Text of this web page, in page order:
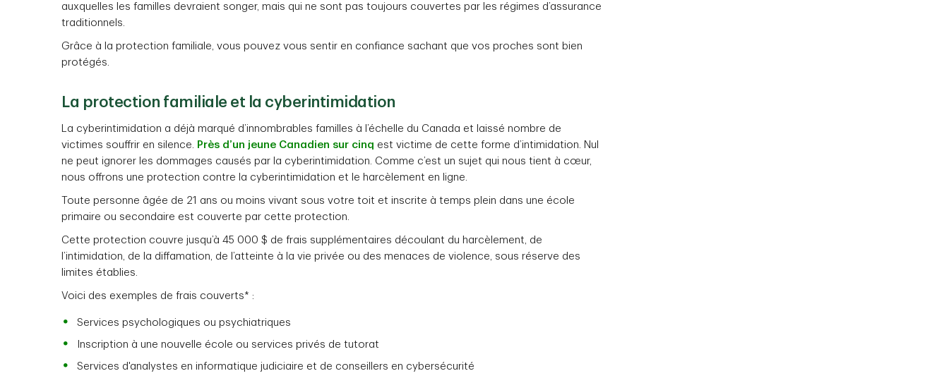
auxquelles les familles devraient songer, mais qui ne sont pas toujours couvertes par les régimes d’assurance
traditionnels.
Grâce à la protection familiale, vous pouvez vous sentir en confiance sachant que vos proches sont bien
protégés.
La protection familiale et la cyberintimidation
La cyberintimidation a déjà marqué d’innombrables familles à l’échelle du Canada et laissé nombre de
victimes souffrir en silence.
Près d’un jeune Canadien sur cinq est victime de cette forme d’intimidation. Nul
ne peut ignorer les dommages causés par la cyberintimidation. Comme c’est un sujet qui nous tient à cœur,
nous offrons une protection contre la cyberintimidation et le harcèlement en ligne.
Toute personne âgée de 21 ans ou moins vivant sous votre toit et inscrite à temps plein dans une école
primaire ou secondaire est couverte par cette protection.
Cette protection couvre jusqu’à 45 000 $ de frais supplémentaires découlant du harcèlement, de
l’intimidation, de la diffamation, de l’atteinte à la vie privée ou des menaces de violence, sous réserve des
limites établies.
Voici des exemples de frais couverts* :
Services psychologiques ou psychiatriques
Inscription à une nouvelle école ou services privés de tutorat
Services d'analystes en informatique judiciaire et de conseillers en cybersécurité